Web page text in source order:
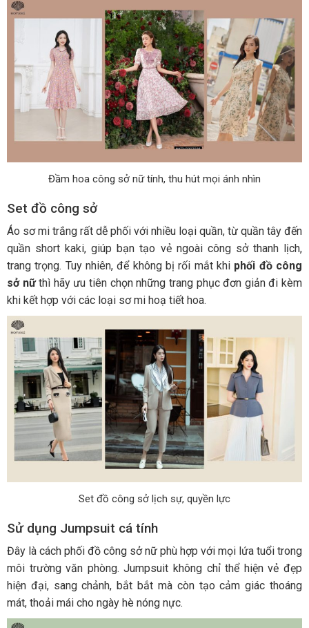
Đầm hoa công sở nữ tính, thu hút mọi ánh nhìn
Set đồ công sở
Áo sơ mi trắng rất dễ phối với nhiều loại quần, từ quần tây đến
quần short kaki, giúp bạn tạo vẻ ngoài công sở thanh lịch,
trang trọng. Tuy nhiên, để không bị rối mắt khi phối đồ công
sở nữthì hãy ưu tiên chọn những trang phục đơn giản đi kèm
khi kết hợp với các loại sơ mi hoạ tiết hoa.
Set đồ công sở lịch sự, quyền lực
Sử dụng Jumpsuit cá tính
Đây là cách phối đồ công sở nữ phù hợp với mọi lứa tuổi trong
môi trường văn phòng. Jumpsuit không chỉ thể hiện vẻ đẹp
hiện đại, sang chảnh, bắt bắt mà còn tạo cảm giác thoáng
mát, thoải mái cho ngày hè nóng nực.